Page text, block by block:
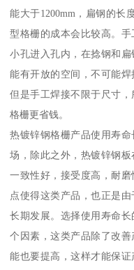
能大于1200mm，扁钢的长
型格栅的成本会比较高。
小孔进入孔内，在捻钢和
能有开放的空间，不可能焊
但是手工焊接不限于尺寸
格栅更省钱。
热镀锌钢格栅产品使用寿
场，除此之外，热镀锌钢
一致性好，接受度高，耐
点使得这类产品，也正是
长期发展。选择使用寿命
个因素，这类产品除了改
能也要提高，这样才能保